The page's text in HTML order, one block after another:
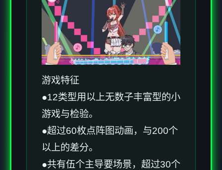
游戏特征
●12类型用以上无数子丰富型的小
游戏与检验。
●超过60枚点阵图动画，与200个
以上的差分。
●共有伍个主导要场景，超过30个